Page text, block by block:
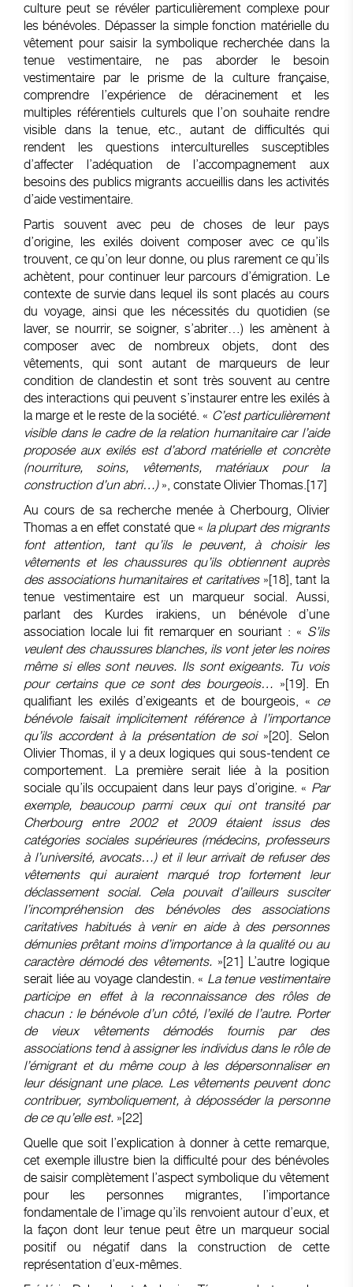
culture peut se révéler particulièrement complexe pour
les bénévoles. Dépasser la simple fonction matérielle du
vêtement pour saisir la symbolique recherchée dans la
tenue vestimentaire, ne pas aborder le besoin
vestimentaire par le prisme de la culture française,
comprendre l’expérience de déracinement et les
multiples référentiels culturels que l’on souhaite rendre
visible dans la tenue, etc., autant de difficultés qui
rendent les questions interculturelles susceptibles
d’affecter l’adéquation de l’accompagnement aux
besoins des publics migrants accueillis dans les activités
d’aide vestimentaire.
Partis souvent avec peu de choses de leur pays
d’origine, les exilés doivent composer avec ce qu’ils
trouvent, ce qu’on leur donne, ou plus rarement ce qu’ils
achètent, pour continuer leur parcours d’émigration. Le
contexte de survie dans lequel ils sont placés au cours
du voyage, ainsi que les nécessités du quotidien (se
laver, se nourrir, se soigner, s’abriter…) les amènent à
composer avec de nombreux objets, dont des
vêtements, qui sont autant de marqueurs de leur
condition de clandestin et sont très souvent au centre
des interactions qui peuvent s’instaurer entre les exilés à
la marge et le reste de la société. « C’est particulièrement
visible dans le cadre de la relation humanitaire car l’aide
proposée aux exilés est d’abord matérielle et concrète
(nourriture, soins, vêtements, matériaux pour la
construction d’un abri…)», constate Olivier Thomas.[17]
Au cours de sa recherche menée à Cherbourg, Olivier
Thomas a en effet constaté que « la plupart des migrants
font attention, tant qu’ils le peuvent, à choisir les
vêtements et les chaussures qu’ils obtiennent auprès
des associations humanitaires et caritatives»[18], tant la
tenue vestimentaire est un marqueur social. Aussi,
parlant des Kurdes irakiens, un bénévole d’une
association locale lui fit remarquer en souriant : « S’ils
veulent des chaussures blanches, ils vont jeter les noires
même si elles sont neuves. Ils sont exigeants. Tu vois
pour certains que ce sont des bourgeois… »[19]. En
qualifiant les exilés d’exigeants et de bourgeois, « ce
bénévole faisait implicitement référence à l’importance
qu’ils accordent à la présentation de soi»[20]. Selon
Olivier Thomas, il y a deux logiques qui sous-tendent ce
comportement. La première serait liée à la position
sociale qu’ils occupaient dans leur pays d’origine. « Par
exemple, beaucoup parmi ceux qui ont transité par
Cherbourg entre 2002 et 2009 étaient issus des
catégories sociales supérieures (médecins, professeurs
à l’université, avocats…) et il leur arrivait de refuser des
vêtements qui auraient marqué trop fortement leur
déclassement social. Cela pouvait d’ailleurs susciter
l’incompréhension des bénévoles des associations
caritatives habitués à venir en aide à des personnes
démunies prêtant moins d’importance à la qualité ou au
caractère démodé des vêtements. »[21] L’autre logique
serait liée au voyage clandestin. « La tenue vestimentaire
participe en effet à la reconnaissance des rôles de
chacun : le bénévole d’un côté, l’exilé de l’autre. Porter
de vieux vêtements démodés fournis par des
associations tend à assigner les individus dans le rôle de
l’émigrant et du même coup à les dépersonnaliser en
leur désignant une place. Les vêtements peuvent donc
contribuer, symboliquement, à déposséder la personne
de ce qu’elle est. »[22]
Quelle que soit l’explication à donner à cette remarque,
cet exemple illustre bien la difficulté pour des bénévoles
de saisir complètement l’aspect symbolique du vêtement
pour les personnes migrantes, l’importance
fondamentale de l’image qu’ils renvoient autour d’eux, et
la façon dont leur tenue peut être un marqueur social
positif ou négatif dans la construction de cette
représentation d’eux-mêmes.